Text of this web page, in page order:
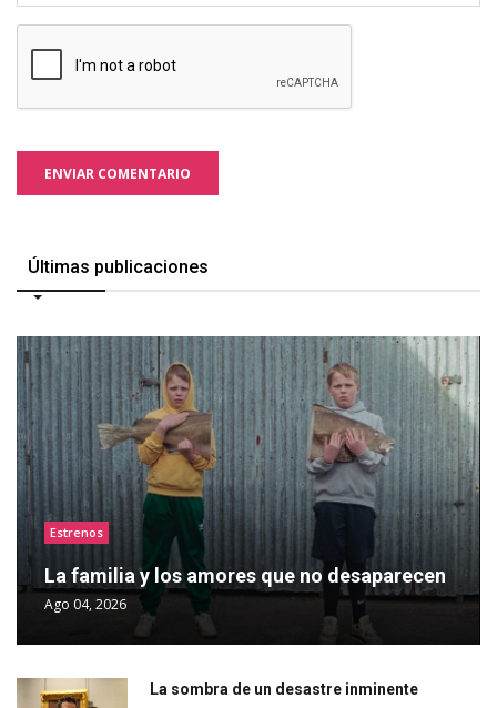
ENVIAR COMENTARIO
Últimas publicaciones
Estrenos
La familia y los amores que no desaparecen
Ago 04, 2026
La sombra de un desastre inminente